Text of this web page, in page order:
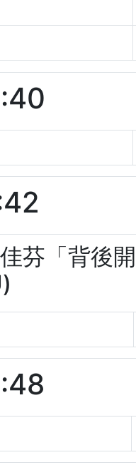
芬「背後